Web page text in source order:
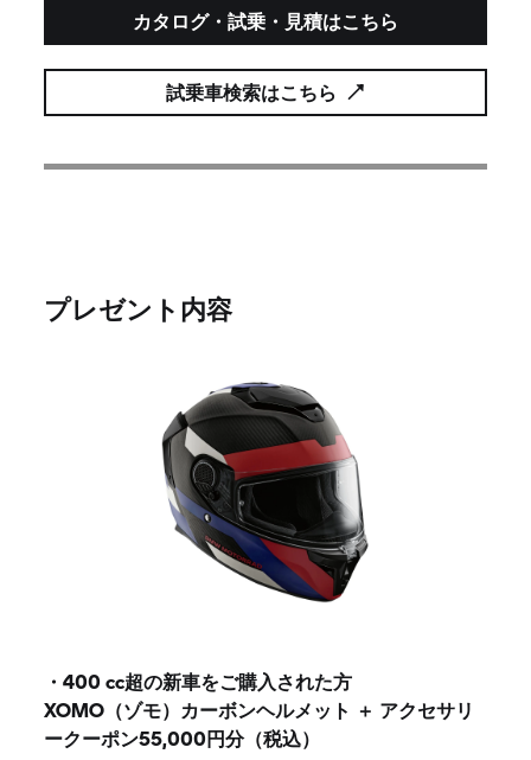
カタログ・試乗・見積はこちら
試乗車検索はこちら
プレゼント内容
・400 cc超の新車をご購入された方
XOMO（ゾモ）カーボンヘルメット ＋ アクセサリ
ークーポン55,000円分（税込）